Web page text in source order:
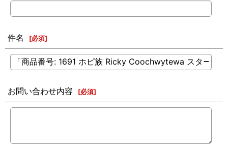
件名 [必須]
お問い合わせ内容 [必須]